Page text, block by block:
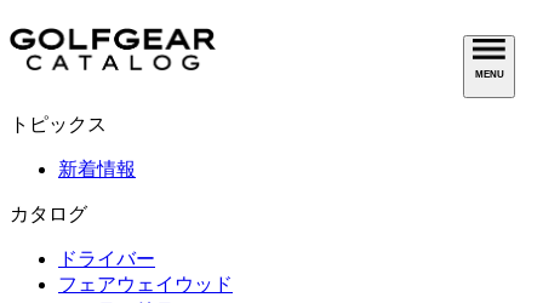
MENU
トピックス
新着情報
カタログ
ドライバー
フェアウェイウッド